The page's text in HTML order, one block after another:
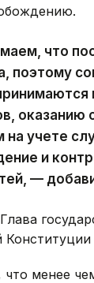
что
поэтому
оказанию
на учете
и
—
Конституции
что менее